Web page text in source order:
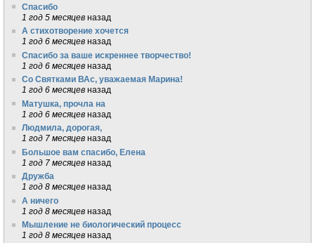
Спасибо
1 год 5 месяцев назад
А стихотворение хочется
1 год 6 месяцев назад
Спасибо за ваше искреннее творчество!
1 год 6 месяцев назад
Со Святками ВАс, уважаемая Марина!
1 год 6 месяцев назад
Матушка, прочла на
1 год 6 месяцев назад
Людмила, дорогая,
1 год 7 месяцев назад
Большое вам спасибо, Елена
1 год 7 месяцев назад
Дружба
1 год 8 месяцев назад
А ничего
1 год 8 месяцев назад
Мышление не биологический процесс
1 год 8 месяцев назад